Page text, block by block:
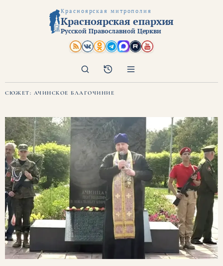
Красноярская митрополия
Красноярская епархия
Русской Православной Церкви
Архив
Поиск
СЮЖЕТ: АЧИНСКОЕ БЛАГОЧИНИЕ